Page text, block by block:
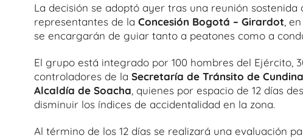
La decisión se adoptó ayer tras una reunión
representantes de la Concesión Bogotá – Girardot ,
se encargarán de guiar tanto a peatones como a
El grupo está integrado por 100 hombres del Ejército,
controladores de la Secretaría de Tránsito de
Alcaldía de Soacha , quienes por espacio de 12 días
disminuir los índices de accidentalidad en la zona.
Al término de los 12 días se realizará una evaluación